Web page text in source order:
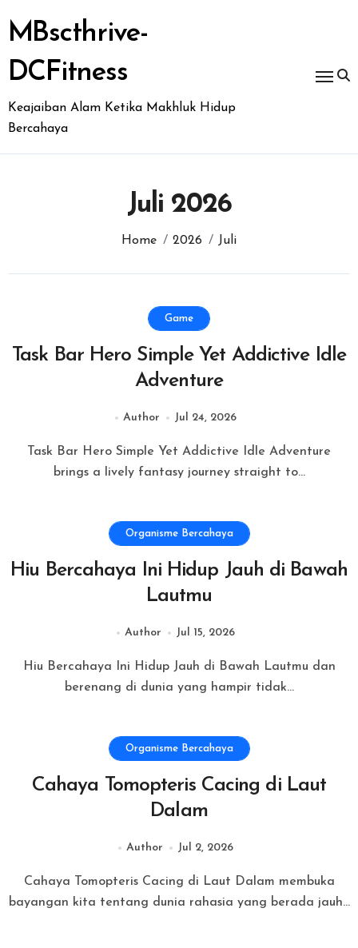
to
content
MBscthrive-
DCFitness
Keajaiban Alam Ketika Makhluk Hidup
Bercahaya
Juli 2026
Home 2026 Juli
Game
Task Bar Hero Simple Yet Addictive Idle
Adventure
Author Jul 24, 2026
Task Bar Hero Simple Yet Addictive Idle Adventure
brings a lively fantasy journey straight to...
Organisme Bercahaya
Hiu Bercahaya Ini Hidup Jauh di Bawah
Lautmu
Author Jul 15, 2026
Hiu Bercahaya Ini Hidup Jauh di Bawah Lautmu dan
berenang di dunia yang hampir tidak...
Organisme Bercahaya
Cahaya Tomopteris Cacing di Laut
Dalam
Author Jul 2, 2026
Cahaya Tomopteris Cacing di Laut Dalam membuka
bayangan kita tentang dunia rahasia yang berada jauh...